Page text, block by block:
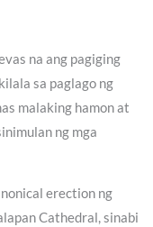
na ang pagiging
sa paglago ng
malaking hamon at
ng mga
erection ng
Cathedral, sinabi